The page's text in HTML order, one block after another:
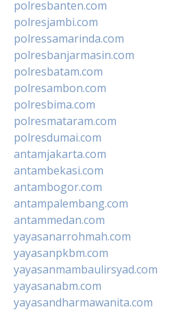
polresbanten.com
polresjambi.com
polressamarinda.com
polresbanjarmasin.com
polresbatam.com
polresambon.com
polresbima.com
polresmataram.com
polresdumai.com
antamjakarta.com
antambekasi.com
antambogor.com
antampalembang.com
antammedan.com
yayasanarrohmah.com
yayasanpkbm.com
yayasanmambaulirsyad.com
yayasanabm.com
yayasandharmawanita.com